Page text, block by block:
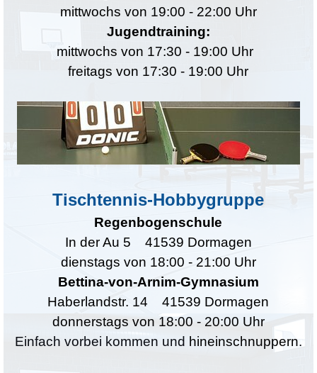
mittwochs von 19:00 - 22:00 Uhr
Jugendtraining:
mittwochs von 17:30 - 19:00 Uhr
freitags von 17:30 - 19:00 Uhr
Tischtennis-Hobbygruppe
Regenbogenschule
In der Au 5 41539 Dormagen
dienstags von 18:00 - 21:00 Uhr
Bettina-von-Arnim-Gymnasium
Haberlandstr. 1441539 Dormagen
donnerstags von 18:00 - 20:00 Uhr
Einfach vorbei kommen und hineinschnuppern.